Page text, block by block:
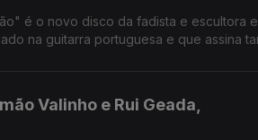
é o novo disco da fadista e escultora
na guitarra portuguesa e que assina
Valinho e Rui Geada,